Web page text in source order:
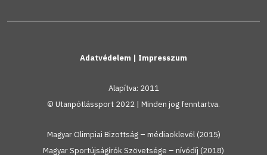
Adatvédelem | Impresszum
Alapítva: 2011
© Utanpótlássport 2022 | Minden jog fenntartva.
Magyar Olimpiai Bizottság – médiaoklevél (2015)
Magyar Sportújságírók Szövetsége – nívódíj (2018)